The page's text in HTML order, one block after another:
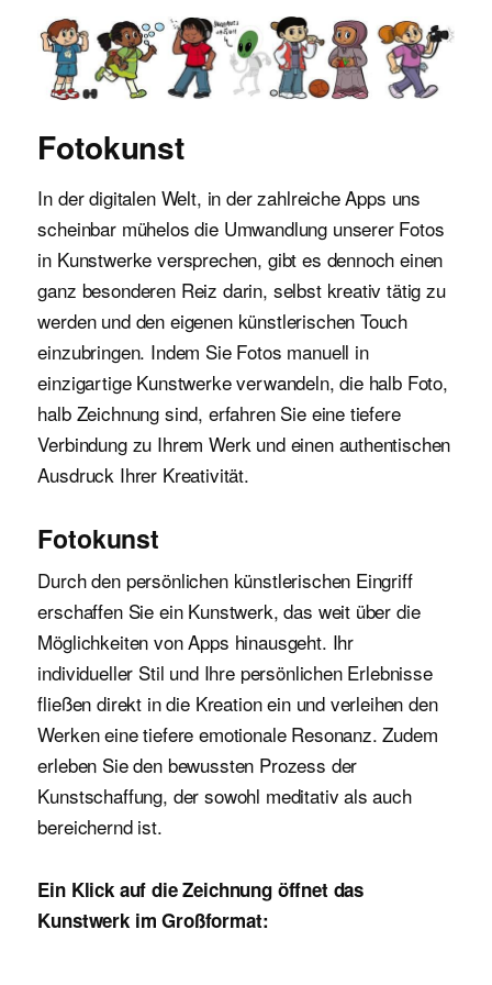
Malvorlagen für Kinder
Fotokunst
In der digitalen Welt, in der zahlreiche Apps uns
scheinbar mühelos die Umwandlung unserer Fotos
in Kunstwerke versprechen, gibt es dennoch einen
ganz besonderen Reiz darin, selbst kreativ tätig zu
werden und den eigenen künstlerischen Touch
einzubringen. Indem Sie Fotos manuell in
einzigartige Kunstwerke verwandeln, die halb Foto,
halb Zeichnung sind, erfahren Sie eine tiefere
Verbindung zu Ihrem Werk und einen authentischen
Ausdruck Ihrer Kreativität.
Fotokunst
Durch den persönlichen künstlerischen Eingriff
erschaffen Sie ein Kunstwerk, das weit über die
Möglichkeiten von Apps hinausgeht. Ihr
individueller Stil und Ihre persönlichen Erlebnisse
fließen direkt in die Kreation ein und verleihen den
Werken eine tiefere emotionale Resonanz. Zudem
erleben Sie den bewussten Prozess der
Kunstschaffung, der sowohl meditativ als auch
bereichernd ist.
Ein Klick auf die Zeichnung öffnet das
Kunstwerk im Großformat: